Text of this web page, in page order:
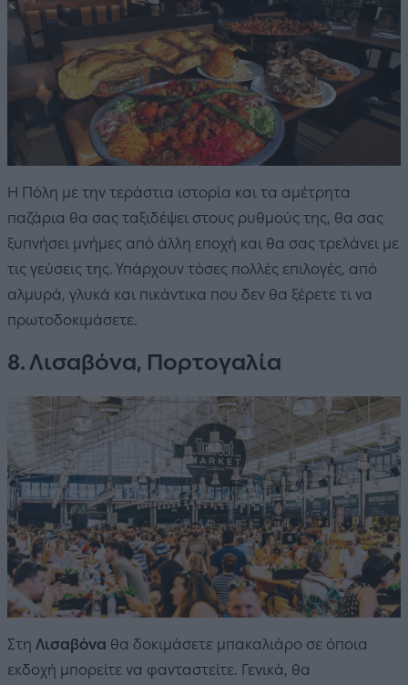
Η Πόλη με την τεράστια ιστορία και τα αμέτρητα
παζάρια θα σας ταξιδέψει στους ρυθμούς της, θα σας
ξυπνήσει μνήμες από άλλη εποχή και θα σας τρελάνει με
τις γεύσεις της. Υπάρχουν τόσες πολλές επιλογές, από
αλμυρά, γλυκά και πικάντικα που δεν θα ξέρετε τι να
πρωτοδοκιμάσετε.
8. Λισαβόνα, Πορτογαλία
Στη Λισαβόνα θα δοκιμάσετε μπακαλιάρο σε όποια
εκδοχή μπορείτε να φανταστείτε. Γενικά, θα